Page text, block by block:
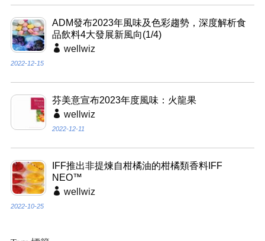
ADM發布2023年風味及色彩趨勢，深度解析食
品飲料4大發展新風向(1/4)
wellwiz
2022-12-15
芬美意宣布2023年度風味：火龍果
wellwiz
2022-12-11
IFF推出非提煉自柑橘油的柑橘類香料IFF
NEO™
wellwiz
2022-10-25